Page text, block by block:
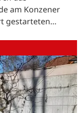
am Konzener
gestarteten…